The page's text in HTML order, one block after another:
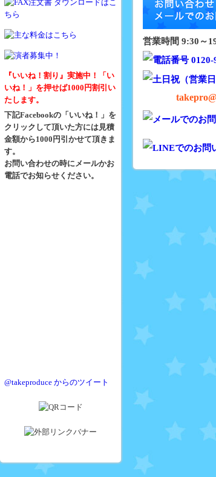
営業時間 9:30～
『いいね！割り』実施中！「い
いね！」を押せば1000円割引い
たします。
下記Facebookの「いいね！」を
クリックして頂いた方には見積
金額から1000円引かせて頂きま
す。
お問い合わせの時にメールかお
電話でお知らせください。
@takeproduce からのツイート